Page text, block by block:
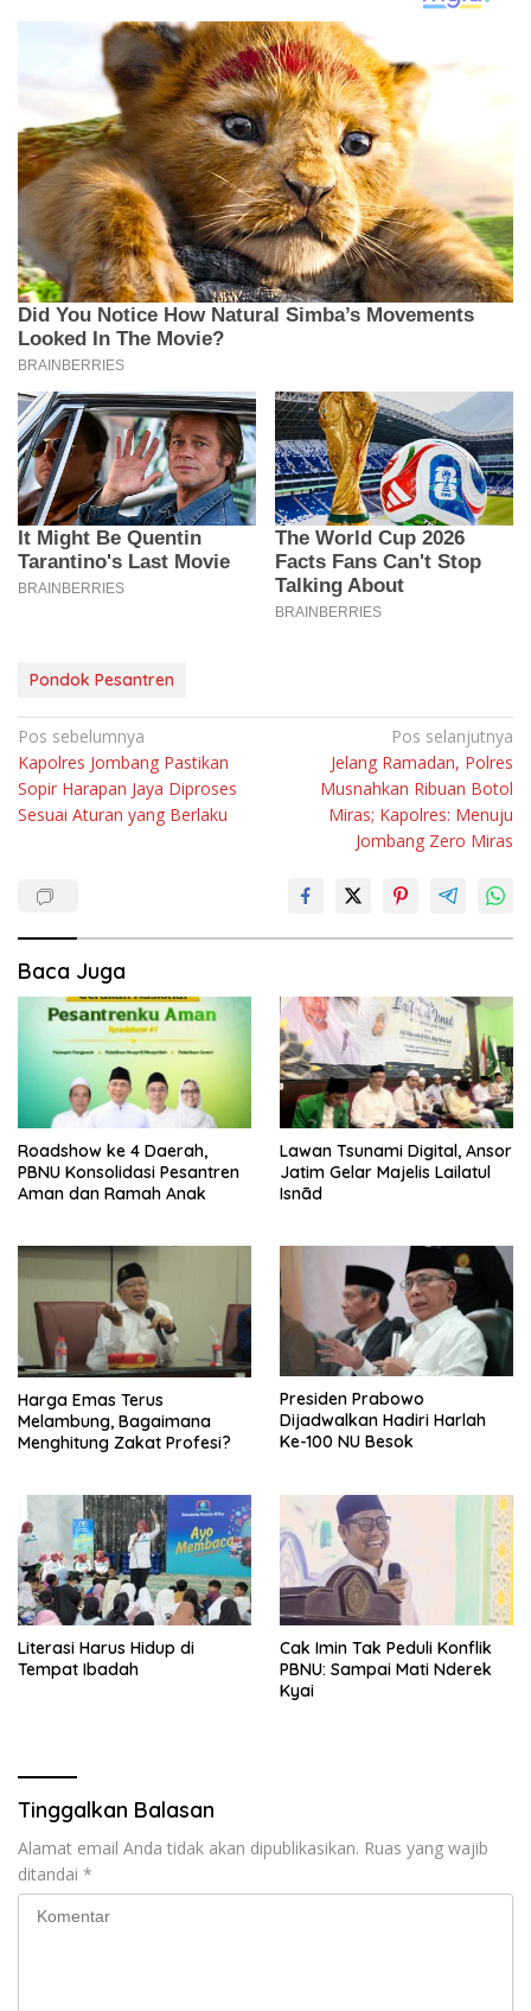
Pondok Pesantren
Navigasi
pos
Pos sebelumnya
Kapolres Jombang Pastikan
Sopir Harapan Jaya Diproses
Sesuai Aturan yang Berlaku
Pos selanjutnya
Jelang Ramadan, Polres
Musnahkan Ribuan Botol
Miras; Kapolres: Menuju
Jombang Zero Miras
Baca Juga
Roadshow ke 4 Daerah,
PBNU Konsolidasi Pesantren
Aman dan Ramah Anak
Lawan Tsunami Digital, Ansor
Jatim Gelar Majelis Lailatul
Isnād
Harga Emas Terus
Melambung, Bagaimana
Menghitung Zakat Profesi?
Presiden Prabowo
Dijadwalkan Hadiri Harlah
Ke-100 NU Besok
Literasi Harus Hidup di
Tempat Ibadah
Cak Imin Tak Peduli Konflik
PBNU: Sampai Mati Nderek
Kyai
Tinggalkan Balasan
Alamat email Anda tidak akan dipublikasikan. Ruas yang wajib
ditandai *